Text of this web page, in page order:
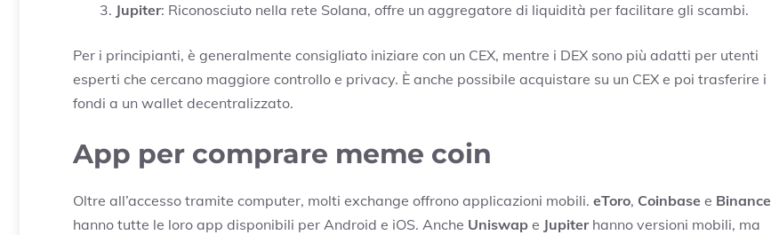
Jupiter: Riconosciuto nella rete Solana, offre un aggregatore di liquidità per facilitare gli scambi.
Per i principianti, è generalmente consigliato iniziare con un CEX, mentre i DEX sono più adatti per utenti
esperti che cercano maggiore controllo e privacy. È anche possibile acquistare su un CEX e poi trasferire i
fondi a un wallet decentralizzato.
App per comprare meme coin
Oltre all’accesso tramite computer, molti exchange offrono applicazioni mobili. eToro, Coinbase e Binance
hanno tutte le loro app disponibili per Android e iOS. Anche Uniswap e Jupiterhanno versioni mobili, ma